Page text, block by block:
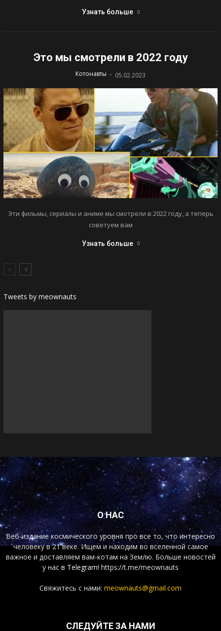
Узнать больше
Это мы смотрели в 2022 году
Котонавты - 05.02.2023
Эти фильмы, сериалы и аниме мы смотрели в 2022 году, а теперь
советуем вам
Узнать больше
Tweets by meownauts
О НАС
Веб-издание космического уровня про все то, что интересно
человеку в 21 веке. Ищем и находим во вселенной самое
важное и доставляем вам-котам на Землю. Больше новостей
у нас в Telegram! https://t.me/meownauts
Свяжитесь с нами: meownauts@gmail.com
СЛЕДУЙТЕ ЗА НАМИ